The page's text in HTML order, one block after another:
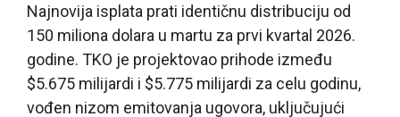
Najnovija isplata prati identičnu distribuciju od
150 miliona dolara u martu za prvi kvartal 2026.
godine. TKO je projektovao prihode između
$5.675 milijardi i $5.775 milijardi za celu godinu,
vođen nizom emitovanja ugovora, uključujući